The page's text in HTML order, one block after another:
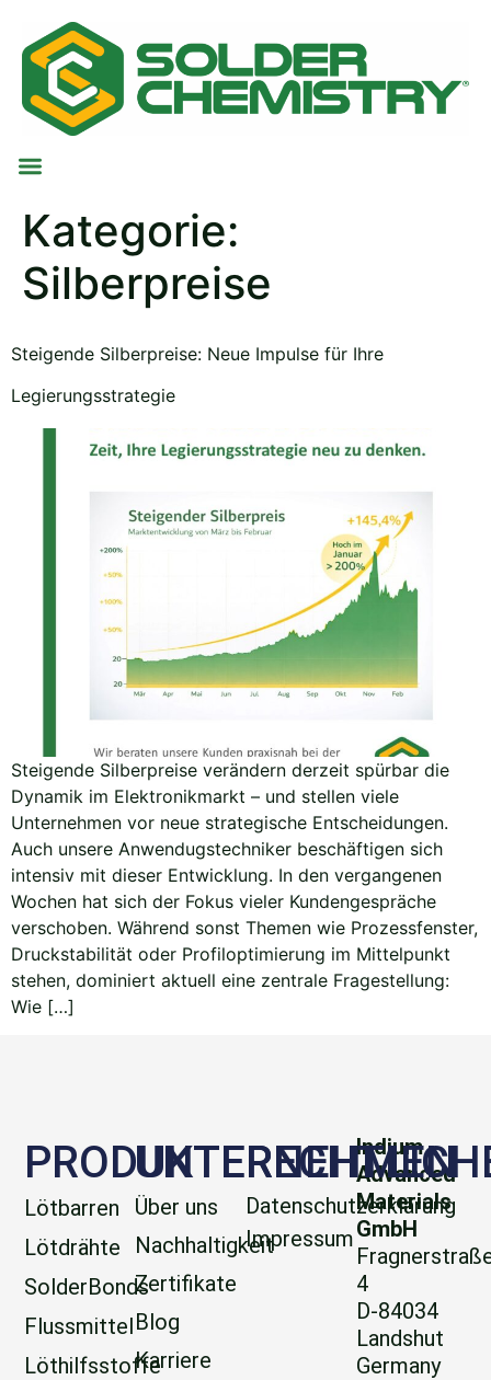
Kategorie:
Silberpreise
Steigende Silberpreise: Neue Impulse für Ihre
Legierungsstrategie
Steigende Silberpreise verändern derzeit spürbar die
Dynamik im Elektronikmarkt – und stellen viele
Unternehmen vor neue strategische Entscheidungen.
Auch unsere Anwendugstechniker beschäftigen sich
intensiv mit dieser Entwicklung. In den vergangenen
Wochen hat sich der Fokus vieler Kundengespräche
verschoben. Während sonst Themen wie Prozessfenster,
Druckstabilität oder Profiloptimierung im Mittelpunkt
stehen, dominiert aktuell eine zentrale Fragestellung:
Wie […]
Indium
Advanced
Materials
GmbH
4
D-84034
Landshut
Germany
UNTERNEHMEN
Über uns
Nachhaltigkeit
Zertifikate
Blog
Karriere
PRODUKTE
Lötbarren
Lötdrähte
SolderBonds
Flussmittel
Löthilfsstoffe
Datenschutzerklärung
Impressum